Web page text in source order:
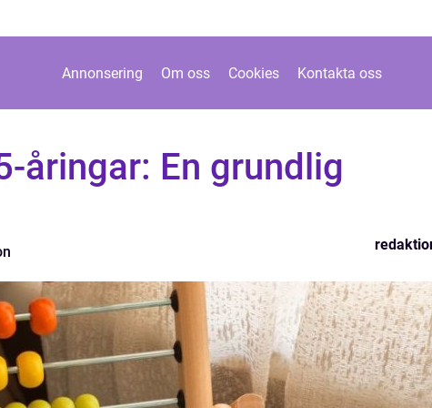
Annonsering Om oss Cookies Kontakta oss
åringar: En grundlig